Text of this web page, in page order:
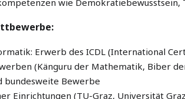
Erwerb des ICDL (International
(Känguru der Mathematik, Biber
bundesweite Bewerbe
Einrichtungen (TU-Graz, Universität